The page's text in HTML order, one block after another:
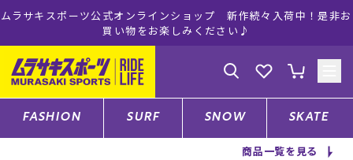
新作続々入荷中！是非お ムラサキスポーツ公式オンラインショ
注文で送料無料！(※一部
ゲスト様
ログイン 会員登録
FASHION SURF SNOW SKATE
商品一覧を見る